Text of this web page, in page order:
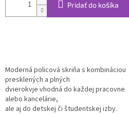
Pridať do košíka
Moderná policová skriňa s kombináciou
presklených a plných
dvierokvje vhodná do každej pracovne
alebo kancelárie,
ale aj do detskej či študentskej izby.